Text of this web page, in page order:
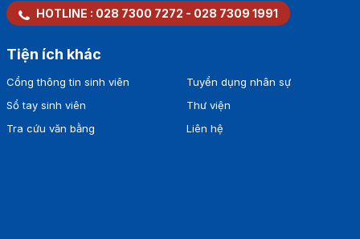
HOTLINE : 028 7300 7272 - 028 7309 1991
Tiện ích khác
Cổng thông tin sinh viên
Sổ tay sinh viên
Tra cứu văn bằng
Tuyển dụng nhân sự
Thư viện
Liên hệ